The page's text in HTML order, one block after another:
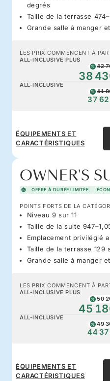
degrés
Taille de la terrasse
Grande salle à manger
LES PRIX COMMENCENT À
ALL-INCLUSIVE PLUS
42
38
ALL-INCLUSIVE
41
37
ÉQUIPEMENTS ET
CARACTÉRISTIQUES
OWNER'S
OFFRE À DURÉE LIMITÉE
POINTS FORTS DE LA
Niveau 9 sur 11
Taille de la suite
Emplacement privilégié
Taille de la terrasse 129
Grande salle à manger
LES PRIX COMMENCENT À
ALL-INCLUSIVE PLUS
50
45
ALL-INCLUSIVE
49
44
ÉQUIPEMENTS ET
CARACTÉRISTIQUES